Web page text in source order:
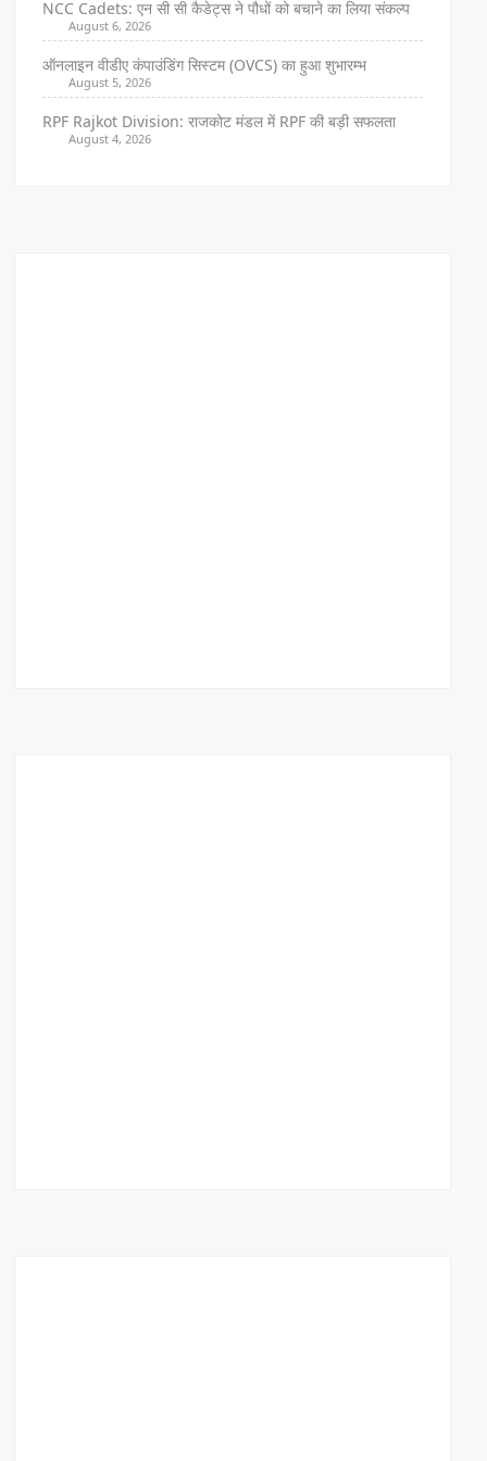
NCC Cadets: एन सी सी कैडेट्स ने पौधों को बचाने का लिया संकल्प
August 6, 2026
ऑनलाइन वीडीए कंपाउंडिंग सिस्टम (OVCS) का हुआ शुभारम्भ
August 5, 2026
RPF Rajkot Division: राजकोट मंडल में RPF की बड़ी सफलता
August 4, 2026